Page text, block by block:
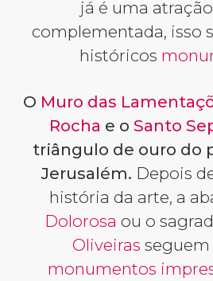
já é uma
complementada, isso
históricos
O Muro das
Rocha e o Santo
triângulo de ouro do
Jerusalém. Depois
história da arte, a
Dolorosa ou o
Oliveiras seguem
monumentos